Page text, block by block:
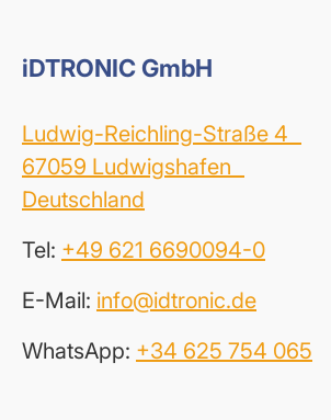
iDTRONIC GmbH
Ludwig-Reichling-Straße 4
67059 Ludwigshafen
Deutschland
Tel: +49 621 6690094-0
E-Mail: info@idtronic.de
WhatsApp: +34 625 754 065